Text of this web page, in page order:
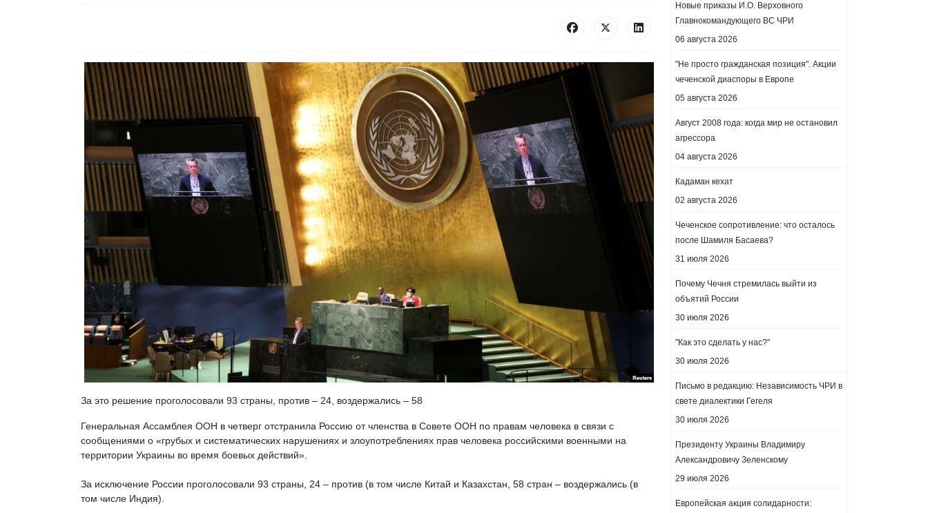
За это решение проголосовали 93 страны, против – 24, воздержались – 58
Генеральная Ассамблея ООН в четверг отстранила Россию от членства в Совете ООН по правам человека в связи с
сообщениями о «грубых и систематических нарушениях и злоупотреблениях прав человека российскими военными на
территории Украины во время боевых действий».
За исключение России проголосовали 93 страны, 24 – против (в том числе Китай и Казахстан, 58 стран – воздержались (в
том числе Индия).
Новые приказы И.О. Верховного
Главнокомандующего ВС ЧРИ
06 августа 2026
"Не просто гражданская позиция". Акции
чеченской диаспоры в Европе
05 августа 2026
Август 2008 года: когда мир не остановил
агрессора
04 августа 2026
Кадаман кехат
02 августа 2026
Чеченское сопротивление: что осталось
после Шамиля Басаева?
31 июля 2026
Почему Чечня стремилась выйти из
объятий России
30 июля 2026
"Как это сделать у нас?"
30 июля 2026
Письмо в редакцию: Независимость ЧРИ в
свете диалектики Гегеля
30 июля 2026
Президенту Украины Владимиру
Александровичу Зеленскому
29 июля 2026
Европейская акция солидарности: